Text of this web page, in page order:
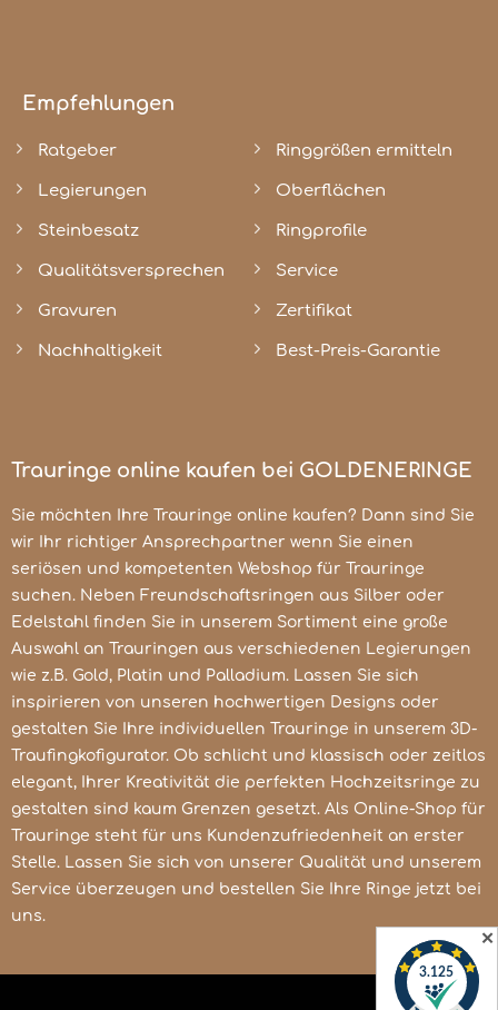
Empfehlungen
Ratgeber Ringgrößen ermitteln
Legierungen Oberflächen
Steinbesatz Ringprofile
Qualitätsversprechen Service
Gravuren Zertifikat
Nachhaltigkeit Best-Preis-Garantie
Trauringe online kaufen bei GOLDENERINGE
Sie möchten Ihre Trauringe online kaufen? Dann sind Sie
wir Ihr richtiger Ansprechpartner wenn Sie einen
seriösen und kompetenten Webshop für Trauringe
suchen. Neben Freundschaftsringen aus Silber oder
Edelstahl finden Sie in unserem Sortiment eine große
Auswahl an Trauringen aus verschiedenen Legierungen
wie z.B. Gold, Platin und Palladium. Lassen Sie sich
inspirieren von unseren hochwertigen Designs oder
gestalten Sie Ihre individuellen Trauringe in unserem 3D-
Traufingkofigurator. Ob schlicht und klassisch oder zeitlos
elegant, Ihrer Kreativität die perfekten Hochzeitsringe zu
gestalten sind kaum Grenzen gesetzt. Als Online-Shop für
Trauringe steht für uns Kundenzufriedenheit an erster
Stelle. Lassen Sie sich von unserer Qualität und unserem
Service überzeugen und bestellen Sie Ihre Ringe jetzt bei
uns.
✕